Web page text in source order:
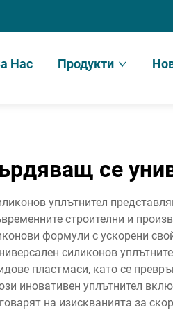
Нас Продукти
се
уплътнител
строителни и
формули с ускорени
силиконов
пластмаси, като се
иновативен уплътнител
на изискванията за